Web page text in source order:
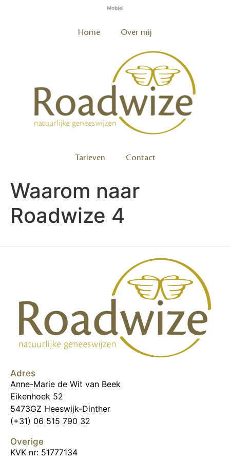
Mobiel
Home Over mij
Tarieven Contact
Waarom naar
Roadwize 4
Adres
Anne-Marie de Wit van Beek
Eikenhoek 52
5473GZ Heeswijk-Dinther
(+31) 06 515 790 32
Overige
KVK nr: 51777134